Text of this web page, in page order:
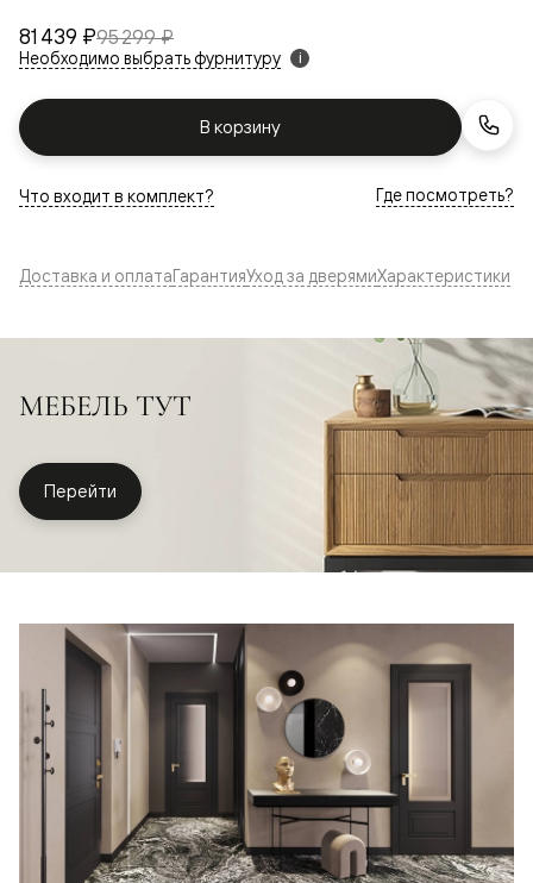
81 439 ₽95 299 ₽
Необходимо выбрать фурнитуру i
В корзину
Что входит в комплект? Где посмотреть?
Доставка и оплатаГарантияУход за дверямиХарактеристики
МЕБЕЛЬ ТУТ
Перейти